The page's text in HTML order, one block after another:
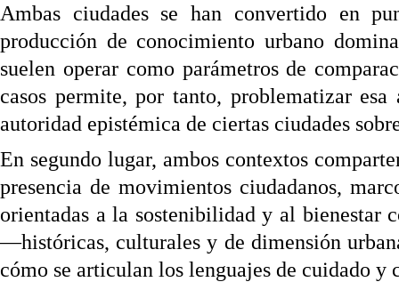
Ambas ciudades se han convertido en
producción de conocimiento urbano
suelen operar como parámetros de
casos permite, por tanto, problematizar
autoridad epistémica de ciertas ciudades
En segundo lugar, ambos contextos
presencia de movimientos ciudadanos,
orientadas a la sostenibilidad y al bienestar
—históricas, culturales y de dimensión
cómo se articulan los lenguajes de cuidado